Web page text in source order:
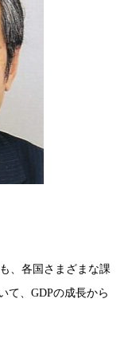
、各国さまざまな課
て、GDPの成長から